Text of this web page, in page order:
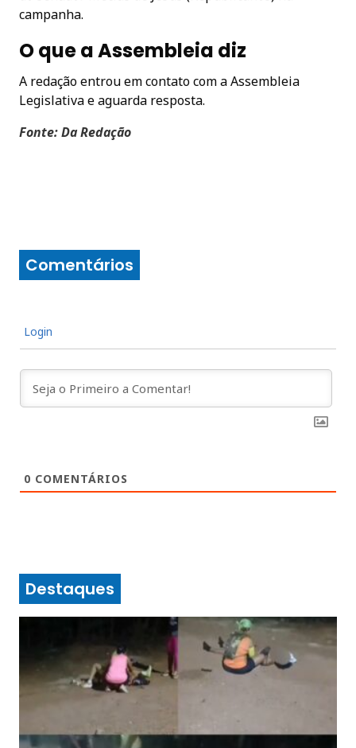
campanha.
O que a Assembleia diz
A redação entrou em contato com a Assembleia
Legislativa e aguarda resposta.
Fonte: Da Redação
Comentários
Login
0 COMENTÁRIOS
Destaques